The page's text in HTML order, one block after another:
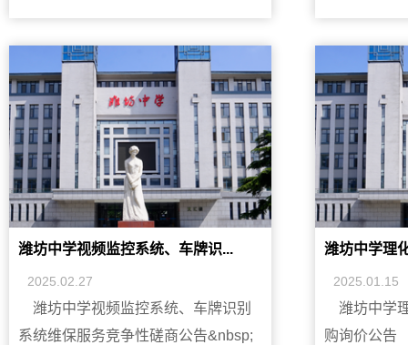
购内容预算维保公司资格要求潍坊中
学视频监控系统、车牌识别系统维保
服务每年5万元1.符合《中华人民共和
国政府采购法》第二十二条的规定；
2.具备相应售后服务能力的企业；3.本
项目不接受联合体参加。三、采购项
目内容、预算金额及供应商资格要
求：四、报名及获取竞争性磋商文
2025年 3 月 17 日（上午8:30-11:30，
下午2:00-5:00，北京时间,法定公休
&nbsp;
&nbsp;
&nbsp;
&nbsp;
二、采购项
号&nbsp;
&nbsp;
&nbsp;
&nbsp;
&nbsp;
潍坊中学视频监控系统、车牌识...
2025.02.27
潍坊中学视频监控系统、车牌识别
系统维保服务竞争性磋商公告&nbsp;
潍坊中学理
2025.01.15
潍坊中学
购询价公告